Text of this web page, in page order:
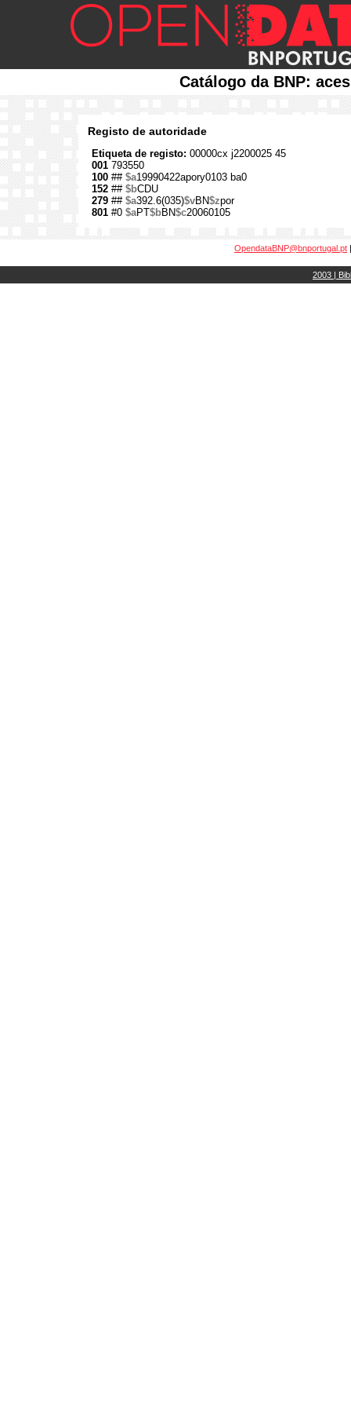
Catálogo da BNP:
Registo de autoridade
Etiqueta de registo: 00000cx j2200025 45
001 793550
100 ## $a19990422apory0103 ba0
152 ## $bCDU
279 ## $a392.6(035)$vBN$zpor
801 #0 $aPT$bBN$c20060105
OpendataBNP@bnportugal.pt
2003 |